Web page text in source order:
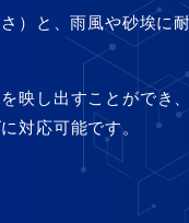
）と、雨風や砂埃に
映し出すことができ
対応可能です。